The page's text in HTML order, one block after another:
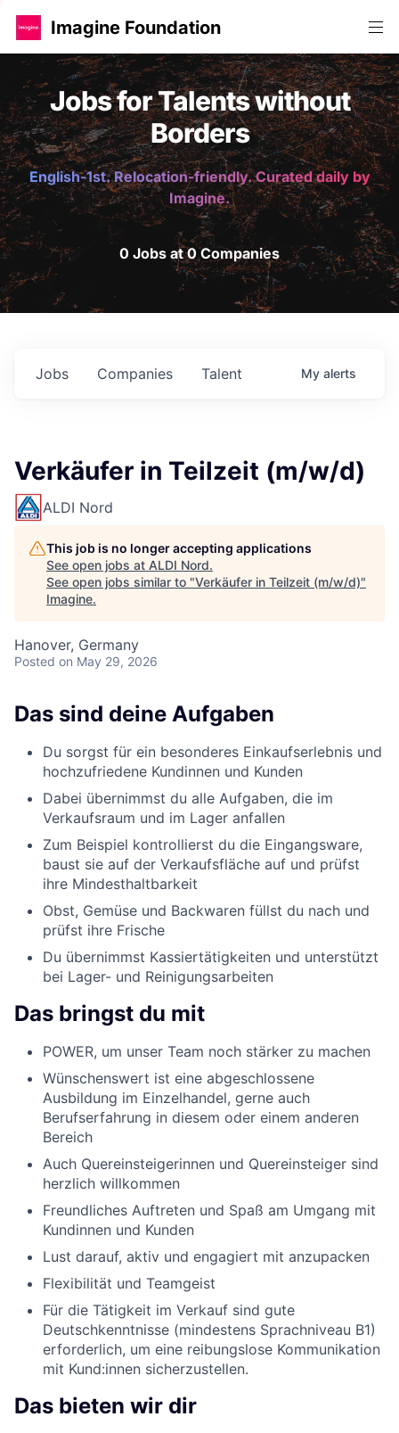
Imagine Foundation
Jobs for Talents without
Borders
English-1st. Relocation-friendly. Curated daily by
Imagine.
0 Jobs at 0 Companies
Jobs Companies Talent My alerts
Verkäufer in Teilzeit (m/w/d)
ALDI Nord
This job is no longer accepting applications
See open jobs at ALDI Nord.
See open jobs similar to "Verkäufer in Teilzeit (m/w/d)"
Imagine.
Hanover, Germany
Posted on May 29, 2026
Das sind deine Aufgaben
Du sorgst für ein besonderes Einkaufserlebnis und
hochzufriedene Kundinnen und Kunden
Dabei übernimmst du alle Aufgaben, die im
Verkaufsraum und im Lager anfallen
Zum Beispiel kontrollierst du die Eingangsware,
baust sie auf der Verkaufsfläche auf und prüfst
ihre Mindesthaltbarkeit
Obst, Gemüse und Backwaren füllst du nach und
prüfst ihre Frische
Du übernimmst Kassiertätigkeiten und unterstützt
bei Lager- und Reinigungsarbeiten
Das bringst du mit
POWER, um unser Team noch stärker zu machen
Wünschenswert ist eine abgeschlossene
Ausbildung im Einzelhandel, gerne auch
Berufserfahrung in diesem oder einem anderen
Bereich
Auch Quereinsteigerinnen und Quereinsteiger sind
herzlich willkommen
Freundliches Auftreten und Spaß am Umgang mit
Kundinnen und Kunden
Lust darauf, aktiv und engagiert mit anzupacken
Flexibilität und Teamgeist
Für die Tätigkeit im Verkauf sind gute
Deutschkenntnisse (mindestens Sprachniveau B1)
erforderlich, um eine reibungslose Kommunikation
mit Kund:innen sicherzustellen.
Das bieten wir dir